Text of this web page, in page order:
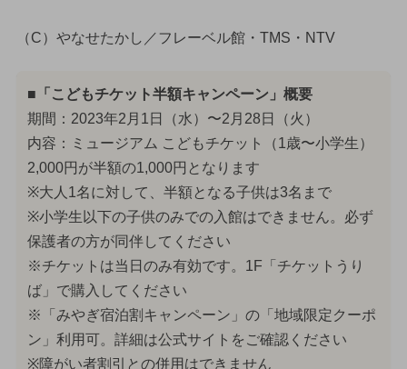
（C）やなせたかし／フレーベル館・TMS・NTV
■「こどもチケット半額キャンペーン」概要
期間：2023年2月1日（水）〜2月28日（火）
内容：ミュージアム こどもチケット（1歳〜小学生）
2,000円が半額の1,000円となります
※大人1名に対して、半額となる子供は3名まで
※小学生以下の子供のみでの入館はできません。必ず
保護者の方が同伴してください
※チケットは当日のみ有効です。1F「チケットうり
ば」で購入してください
※「みやぎ宿泊割キャンペーン」の「地域限定クーポ
ン」利用可。詳細は公式サイトをご確認ください
※障がい者割引との併用はできません